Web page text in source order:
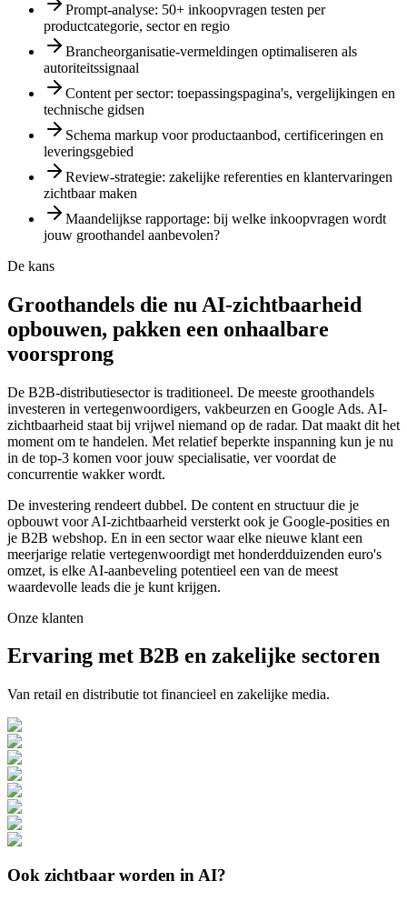
Prompt-analyse: 50+ inkoopvragen testen per
productcategorie, sector en regio
Brancheorganisatie-vermeldingen optimaliseren als
autoriteitssignaal
Content per sector: toepassingspagina's, vergelijkingen en
technische gidsen
Schema markup voor productaanbod, certificeringen en
leveringsgebied
Review-strategie: zakelijke referenties en klantervaringen
zichtbaar maken
Maandelijkse rapportage: bij welke inkoopvragen wordt
jouw groothandel aanbevolen?
De kans
Groothandels die nu AI-zichtbaarheid
opbouwen, pakken een onhaalbare
voorsprong
De B2B-distributiesector is traditioneel. De meeste groothandels
investeren in vertegenwoordigers, vakbeurzen en Google Ads. AI-
zichtbaarheid staat bij vrijwel niemand op de radar. Dat maakt dit het
moment om te handelen. Met relatief beperkte inspanning kun je nu
in de top-3 komen voor jouw specialisatie, ver voordat de
concurrentie wakker wordt.
De investering rendeert dubbel. De content en structuur die je
opbouwt voor AI-zichtbaarheid versterkt ook je Google-posities en
je B2B webshop. En in een sector waar elke nieuwe klant een
meerjarige relatie vertegenwoordigt met honderdduizenden euro's
omzet, is elke AI-aanbeveling potentieel een van de meest
waardevolle leads die je kunt krijgen.
Onze klanten
Ervaring met B2B en zakelijke sectoren
Van retail en distributie tot financieel en zakelijke media.
Ook zichtbaar worden in AI?